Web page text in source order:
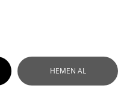
HEMEN AL